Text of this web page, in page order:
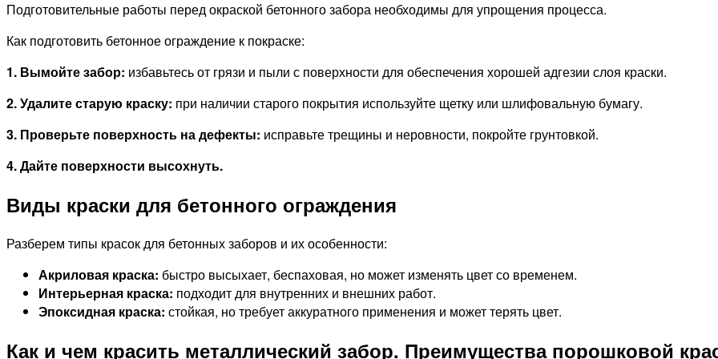
Подготовительные работы перед окраской бетонного забора необходимы для упрощения процесса.
Как подготовить бетонное ограждение к покраске:
1. Вымойте забор: избавьтесь от грязи и пыли с поверхности для обеспечения хорошей адгезии слоя краски.
2. Удалите старую краску: при наличии старого покрытия используйте щетку или шлифовальную бумагу.
3. Проверьте поверхность на дефекты: исправьте трещины и неровности, покройте грунтовкой.
4. Дайте поверхности высохнуть.
Виды краски для бетонного ограждения
Разберем типы красок для бетонных заборов и их особенности:
Акриловая краска: быстро высыхает, беспаховая, но может изменять цвет со временем.
Интерьерная краска: подходит для внутренних и внешних работ.
Эпоксидная краска: стойкая, но требует аккуратного применения и может терять цвет.
Как и чем красить металлический забор. Преимущества порошковой